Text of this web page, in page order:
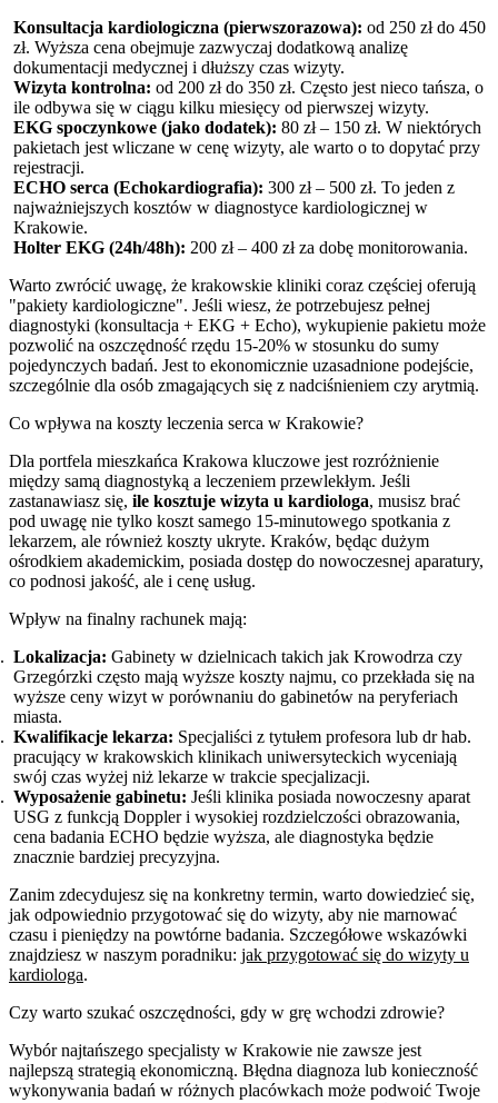
Konsultacja kardiologiczna (pierwszorazowa): od 250 zł do 450
zł. Wyższa cena obejmuje zazwyczaj dodatkową analizę
dokumentacji medycznej i dłuższy czas wizyty.
Wizyta kontrolna: od 200 zł do 350 zł. Często jest nieco tańsza, o
ile odbywa się w ciągu kilku miesięcy od pierwszej wizyty.
EKG spoczynkowe (jako dodatek): 80 zł – 150 zł. W niektórych
pakietach jest wliczane w cenę wizyty, ale warto o to dopytać przy
rejestracji.
ECHO serca (Echokardiografia): 300 zł – 500 zł. To jeden z
najważniejszych kosztów w diagnostyce kardiologicznej w
Krakowie.
Holter EKG (24h/48h): 200 zł – 400 zł za dobę monitorowania.
Warto zwrócić uwagę, że krakowskie kliniki coraz częściej oferują
"pakiety kardiologiczne". Jeśli wiesz, że potrzebujesz pełnej
diagnostyki (konsultacja + EKG + Echo), wykupienie pakietu może
pozwolić na oszczędność rzędu 15-20% w stosunku do sumy
pojedynczych badań. Jest to ekonomicznie uzasadnione podejście,
szczególnie dla osób zmagających się z nadciśnieniem czy arytmią.
Co wpływa na koszty leczenia serca w Krakowie?
Dla portfela mieszkańca Krakowa kluczowe jest rozróżnienie
między samą diagnostyką a leczeniem przewlekłym. Jeśli
zastanawiasz się, ile kosztuje wizyta u kardiologa, musisz brać
pod uwagę nie tylko koszt samego 15-minutowego spotkania z
lekarzem, ale również koszty ukryte. Kraków, będąc dużym
ośrodkiem akademickim, posiada dostęp do nowoczesnej aparatury,
co podnosi jakość, ale i cenę usług.
Wpływ na finalny rachunek mają:
Lokalizacja: Gabinety w dzielnicach takich jak Krowodrza czy
Grzegórzki często mają wyższe koszty najmu, co przekłada się na
wyższe ceny wizyt w porównaniu do gabinetów na peryferiach
miasta.
Kwalifikacje lekarza: Specjaliści z tytułem profesora lub dr hab.
pracujący w krakowskich klinikach uniwersyteckich wyceniają
swój czas wyżej niż lekarze w trakcie specjalizacji.
Wyposażenie gabinetu: Jeśli klinika posiada nowoczesny aparat
USG z funkcją Doppler i wysokiej rozdzielczości obrazowania,
cena badania ECHO będzie wyższa, ale diagnostyka będzie
znacznie bardziej precyzyjna.
Zanim zdecydujesz się na konkretny termin, warto dowiedzieć się,
jak odpowiednio przygotować się do wizyty, aby nie marnować
czasu i pieniędzy na powtórne badania. Szczegółowe wskazówki
znajdziesz w naszym poradniku: jak przygotować się do wizyty u
kardiologa.
Czy warto szukać oszczędności, gdy w grę wchodzi zdrowie?
Wybór najtańszego specjalisty w Krakowie nie zawsze jest
najlepszą strategią ekonomiczną. Błędna diagnoza lub konieczność
wykonywania badań w różnych placówkach może podwoić Twoje